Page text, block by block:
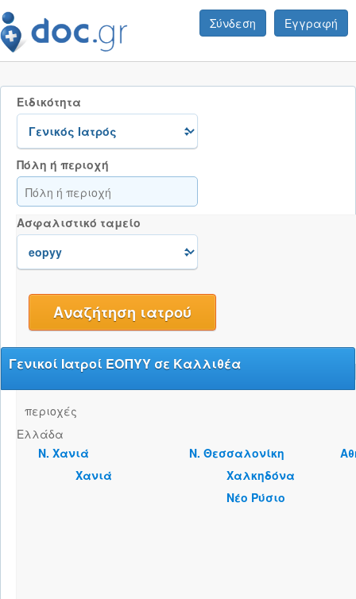
Σύνδεση Εγγραφή
Ειδικότητα
Πόλη ή περιοχή
Ασφαλιστικό ταμείο
Γενικοί Ιατροί ΕΟΠΥΥ σε Καλλιθέα
περιοχές
Ελλάδα
Ν. Χανιά
Χανιά
Ν. Θεσσαλονίκη
Χαλκηδόνα
Νέο Ρύσιο